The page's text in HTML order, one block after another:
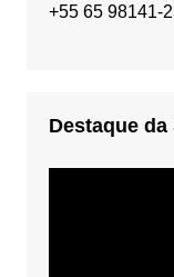
+55 65 98141-
Destaque da